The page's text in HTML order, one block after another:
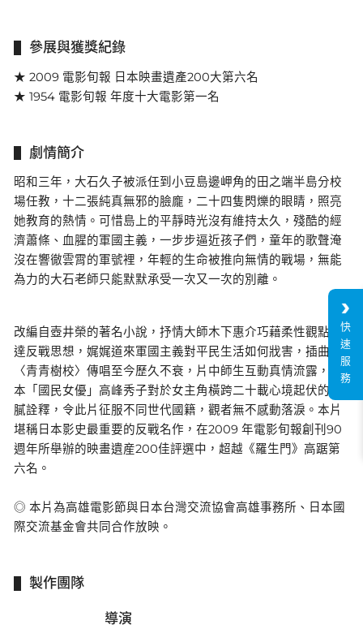
參展與獲獎紀錄
★ 2009 電影旬報 日本映畫遺產200大第六名
★ 1954 電影旬報 年度十大電影第一名
劇情簡介
昭和三年，大石久子被派任到小豆島邊岬角的田之端半島分校
場任教，十二張純真無邪的臉龐，二十四隻閃爍的眼睛，照亮
她教育的熱情。可惜島上的平靜時光沒有維持太久，殘酷的經
濟蕭條、血腥的軍國主義，一步步逼近孩子們，童年的歌聲淹
沒在響徹雲霄的軍號裡，年輕的生命被推向無情的戰場，無能
為力的大石老師只能默默承受一次又一次的別離。
改編自壺井榮的著名小說，抒情大師木下惠介巧藉柔性觀點傳
達反戰思想，娓娓道來軍國主義對平民生活如何戕害，插曲
〈青青樹校〉傳唱至今歷久不衰，片中師生互動真情流露，日
本「國民女優」高峰秀子對於女主角橫跨二十載心境起伏的細
膩詮釋，令此片征服不同世代國籍，觀者無不感動落淚。本片
堪稱日本影史最重要的反戰名作，在2009 年電影旬報創刊90
週年所舉辦的映畫遺産200佳評選中，超越《羅生門》高踞第
六名。
◎ 本片為高雄電影節與日本台灣交流協會高雄事務所、日本國
際交流基金會共同合作放映。
製作團隊
導演
快
速
服
務